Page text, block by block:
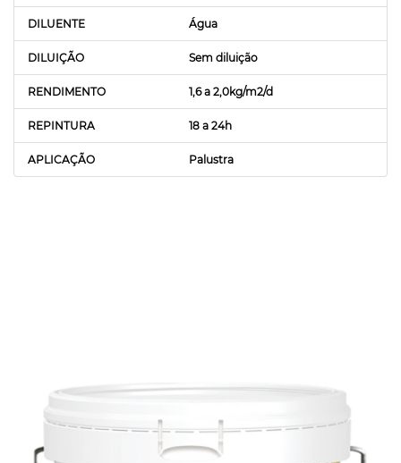
DILUENTE Água
DILUIÇÃO Sem diluição
RENDIMENTO 1,6 a 2,0kg/m2/d
REPINTURA 18 a 24h
APLICAÇÃO Palustra